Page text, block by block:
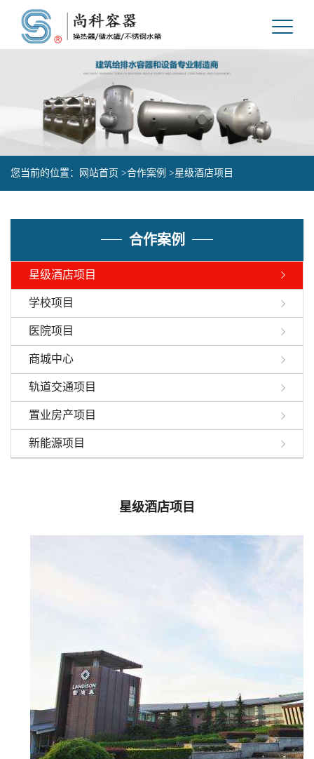
您当前的位置： 网站首页 >合作案例 >星级酒店项目
合作案例
星级酒店项目
学校项目
医院项目
商城中心
轨道交通项目
置业房产项目
新能源项目
星级酒店项目